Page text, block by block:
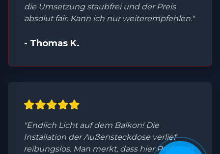
die Umsetzung staubfrei und der Preis
absolut fair. Kann ich nur weiterempfehlen."
- Thomas K.
"Endlich Licht auf dem Balkon! Die
Installation der Außensteckdose verlief
reibungslos. Man merkt, dass hier Profis am